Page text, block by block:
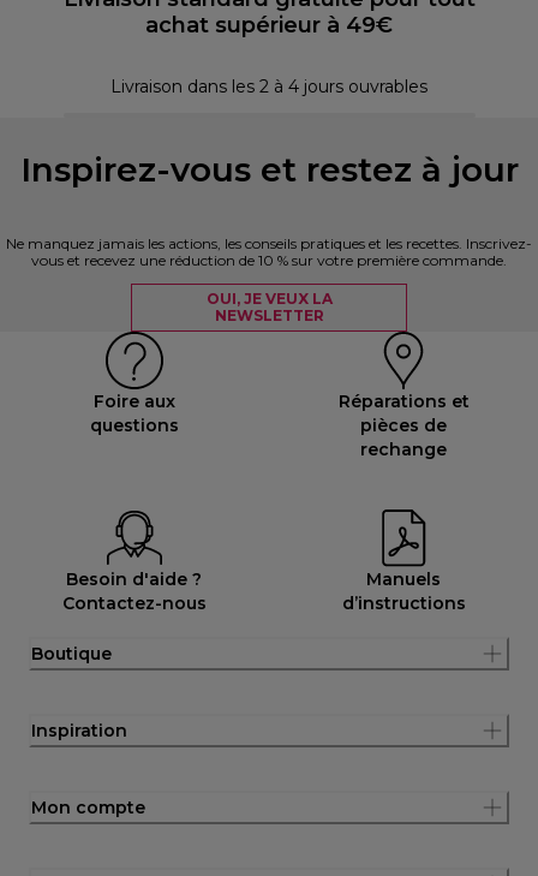
achat supérieur à 49€
Livraison dans les 2 à 4 jours ouvrables
Inspirez-vous et restez à jour
Ne manquez jamais les actions, les conseils pratiques et les recettes. Inscrivez-
vous et recevez une réduction de 10 % sur votre première commande.
OUI, JE VEUX LA
NEWSLETTER
Foire aux
questions
Réparations et
pièces de
rechange
Besoin d'aide ?
Contactez-nous
Manuels
d’instructions
Boutique
Inspiration
Mon compte